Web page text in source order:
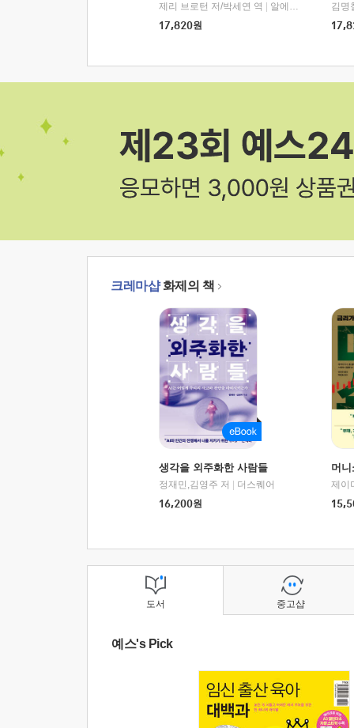
제리 브로턴 저/박세연 역
알에이치코리아(RHK)
17,820원
김명
크레마샵화제의 책
생각을 외주화한 사람들
정재민,김영주 저
더스퀘어
16,200원
머
도서
예스's Pick
중고샵